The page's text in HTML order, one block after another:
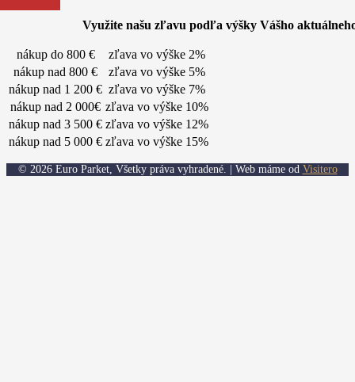
Využite našu zľavu podľa výšky Vášho
nákup do 800 €
zľava vo výške 2%
nákup nad 800 €
zľava vo výške 5%
nákup nad 1 200 € zľava vo výške 7%
nákup nad 2 000€ zľava vo výške 10%
nákup nad 3 500 € zľava vo výške 12%
nákup nad 5 000 € zľava vo výške 15%
© 2026 Euro Parket, Všetky práva vyhradené. | Web máme od Visitero